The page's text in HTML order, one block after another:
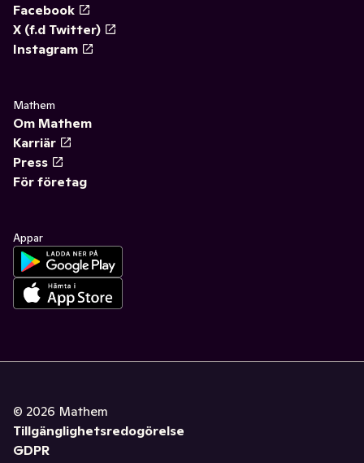
Facebook
X (f.d Twitter)
Instagram
Mathem
Om Mathem
Karriär
Press
För företag
Appar
© 2026 Mathem
Tillgänglighetsredogörelse
GDPR